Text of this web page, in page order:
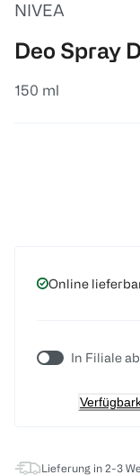
NIVEA
Deo Spray
150 ml
Online
In Filiale
Lieferung in 2-3